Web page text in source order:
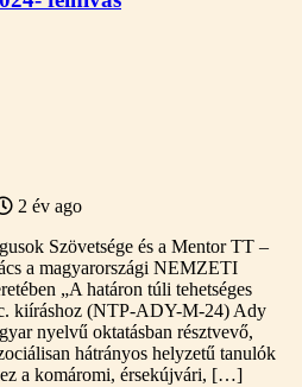
2 év ago
Szövetsége és a Mentor TT –
a magyarországi NEMZETI
„A határon túli tehetséges
kiíráshoz (NTP-ADY-M-24) Ady
nyelvű oktatásban résztvevő,
hátrányos helyzetű tanulók
a komáromi, érsekújvári, […]